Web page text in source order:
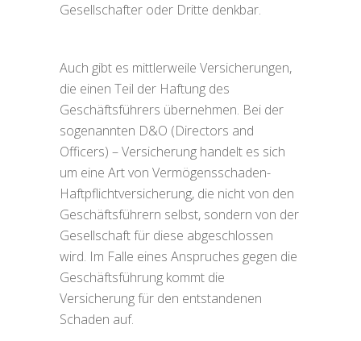
Gesellschafter oder Dritte denkbar.
Auch gibt es mittlerweile Versicherungen,
die einen Teil der Haftung des
Geschäftsführers übernehmen. Bei der
sogenannten D&O (Directors and
Officers) – Versicherung handelt es sich
um eine Art von Vermögensschaden-
Haftpflichtversicherung, die nicht von den
Geschäftsführern selbst, sondern von der
Gesellschaft für diese abgeschlossen
wird. Im Falle eines Anspruches gegen die
Geschäftsführung kommt die
Versicherung für den entstandenen
Schaden auf.